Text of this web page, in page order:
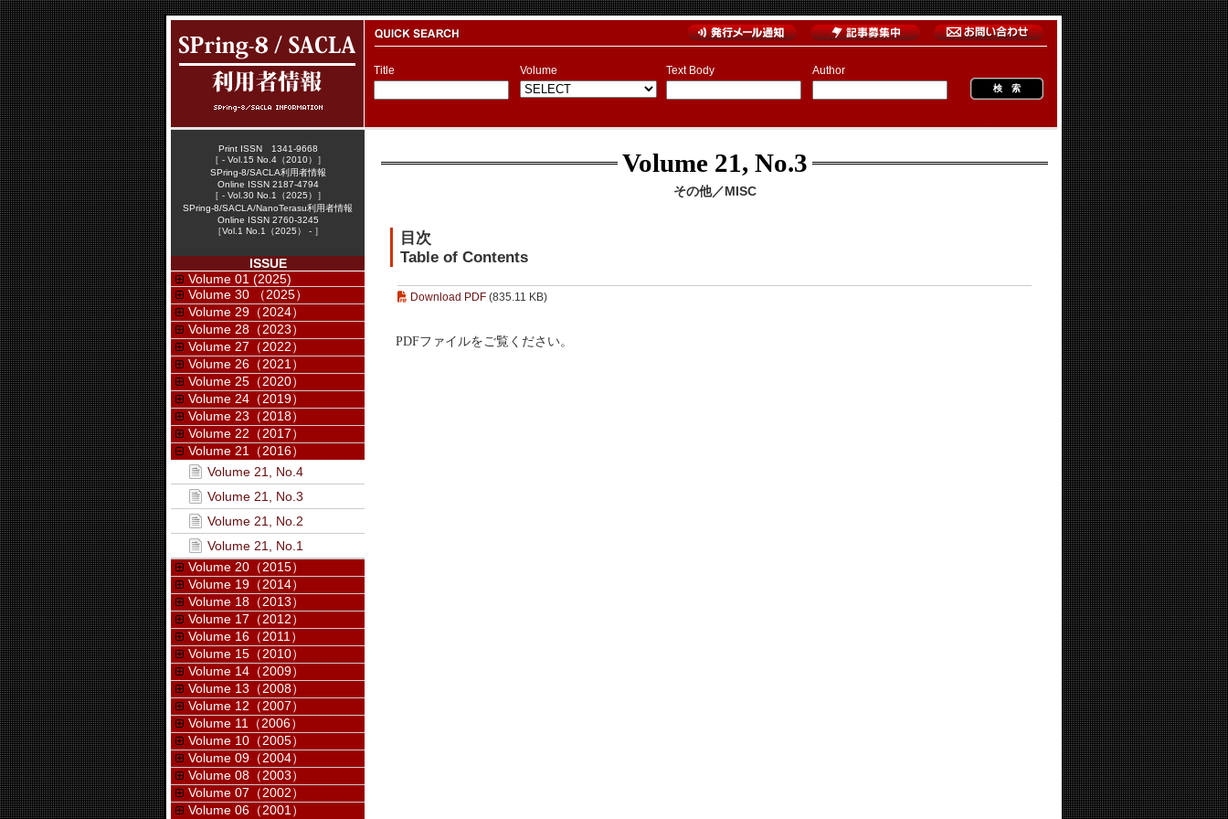
Title Volume Text Body Author
Volume 21, No.3
その他／MISC
目次
Table of Contents
Download PDF (835.11 KB)
PDFファイルをご覧ください。
Print ISSN 1341-9668
［ - Vol.15 No.4（2010）］
SPring-8/SACLA利用者情報
Online ISSN 2187-4794
［ - Vol.30 No.1（2025）］
SPring-8/SACLA/NanoTerasu利用者情報
Online ISSN 2760-3245
［Vol.1 No.1（2025） - ］
ISSUE
Volume 01 (2025)
Volume 30 （2025）
Volume 29（2024）
Volume 28（2023）
Volume 27（2022）
Volume 26（2021）
Volume 25（2020）
Volume 24（2019）
Volume 23（2018）
Volume 22（2017）
Volume 21（2016）
Volume 21, No.4
Volume 21, No.3
Volume 21, No.2
Volume 21, No.1
Volume 20（2015）
Volume 19（2014）
Volume 18（2013）
Volume 17（2012）
Volume 16（2011）
Volume 15（2010）
Volume 14（2009）
Volume 13（2008）
Volume 12（2007）
Volume 11（2006）
Volume 10（2005）
Volume 09（2004）
Volume 08（2003）
Volume 07（2002）
Volume 06（2001）